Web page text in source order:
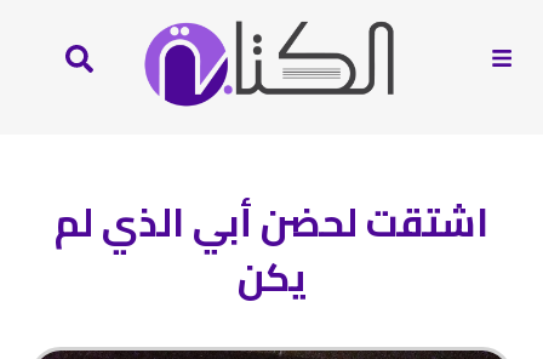
اشتقت لحضن أبي الذي لم
يكن